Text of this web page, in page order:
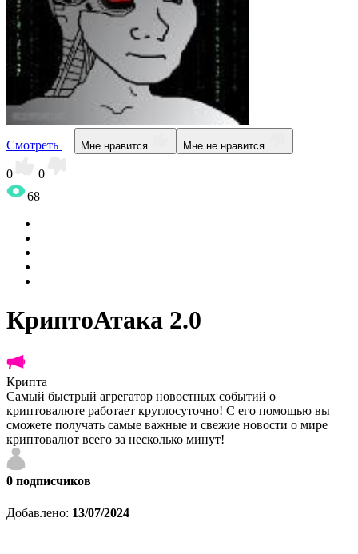
Смотреть Мне нравится Мне не нравится
0
0
68
КриптоАтака 2.0
Крипта
Самый быстрый агрегатор новостных событий о
криптовалюте работает круглосуточно! С его помощью вы
сможете получать самые важные и свежие новости о мире
криптовалют всего за несколько минут!
0 подписчиков
Добавлено: 13/07/2024